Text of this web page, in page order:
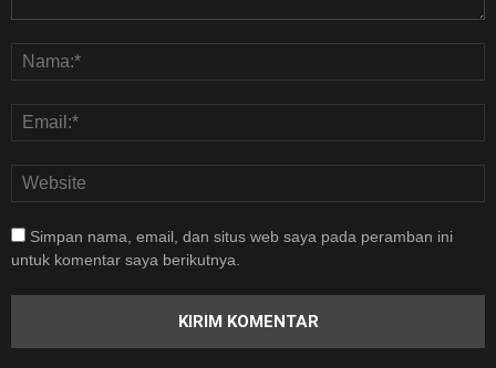
Simpan nama, email, dan situs web saya pada peramban ini
untuk komentar saya berikutnya.